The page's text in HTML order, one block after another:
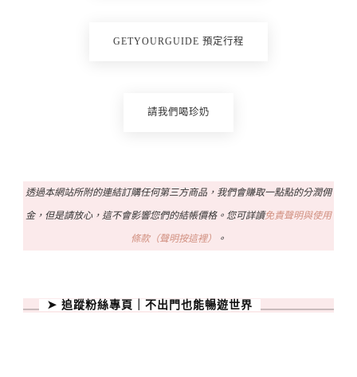
GETYOURGUIDE 預定行程
請我們喝珍奶
透過本網站所附的連結訂購任何第三方商品，我們會賺取一點點的分潤佣
金，但是請放心，這不會影響您們的結帳價格。您可詳讀免責聲明與使用
條款（聲明按這裡） 。
➤ 追蹤粉絲專頁｜不出門也能暢遊世界